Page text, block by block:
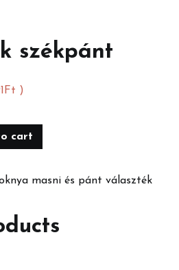
székpánt
Ft )
cart
masni és pánt választék